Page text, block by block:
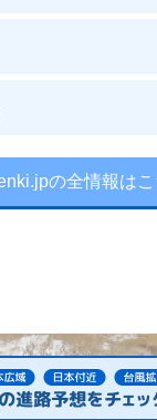
の全情報はこ